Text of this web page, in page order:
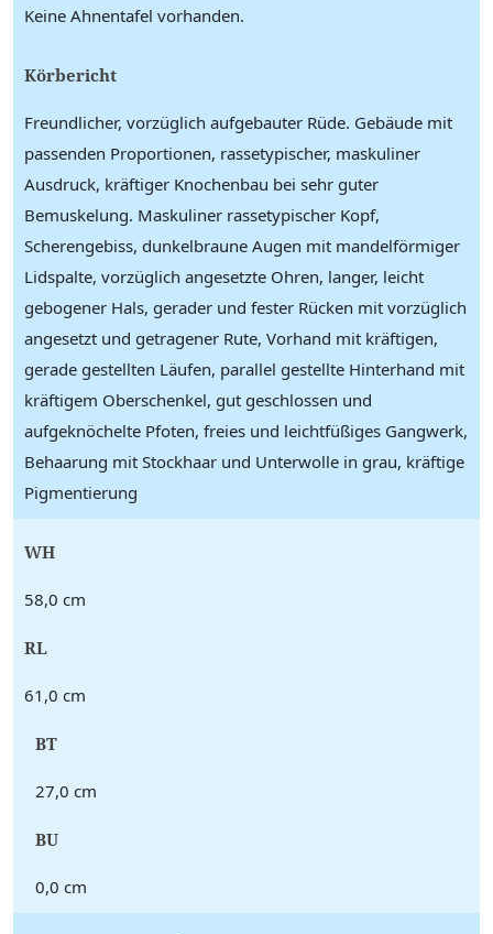
Keine Ahnentafel vorhanden.
Körbericht
Freundlicher, vorzüglich aufgebauter Rüde. Gebäude mit
passenden Proportionen, rassetypischer, maskuliner
Ausdruck, kräftiger Knochenbau bei sehr guter
Bemuskelung. Maskuliner rassetypischer Kopf,
Scherengebiss, dunkelbraune Augen mit mandelförmiger
Lidspalte, vorzüglich angesetzte Ohren, langer, leicht
gebogener Hals, gerader und fester Rücken mit vorzüglich
angesetzt und getragener Rute, Vorhand mit kräftigen,
gerade gestellten Läufen, parallel gestellte Hinterhand mit
kräftigem Oberschenkel, gut geschlossen und
aufgeknöchelte Pfoten, freies und leichtfüßiges Gangwerk,
Behaarung mit Stockhaar und Unterwolle in grau, kräftige
Pigmentierung
WH
58,0 cm
RL
61,0 cm
BT
27,0 cm
BU
0,0 cm